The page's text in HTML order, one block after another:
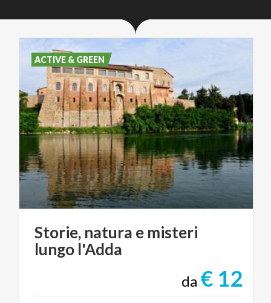
Storie, natura e misteri
lungo l'Adda
da € 12
ACTIVE & GREEN